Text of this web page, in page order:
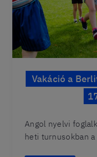
Vakáció a
Angol nyelvi
heti turnusokban